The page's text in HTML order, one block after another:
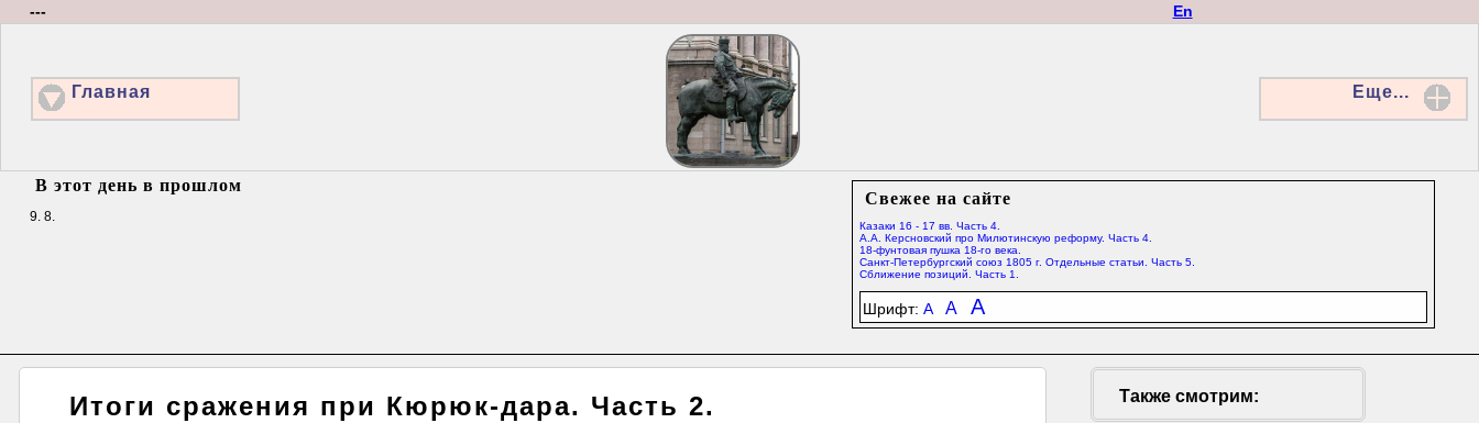
En
---
Главная Еще...
Свежее на сайте
Казаки 16 - 17 вв. Часть 4.
А.А. Керсновский про Милютинскую реформу. Часть 4.
18-фунтовая пушка 18-го века.
Санкт-Петербургский союз 1805 г. Отдельные статьи. Часть 5.
Сближение позиций. Часть 1.
Шрифт:A A A
В этот день в прошлом
9. 8.
Итоги сражения при Кюрюк-дара. Часть 2. Также смотрим: